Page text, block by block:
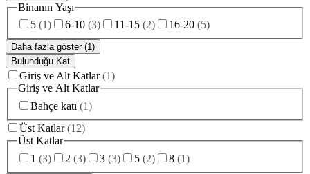
Binanın Yaşı
5 (1) 6-10 (3) 11-15 (2) 16-20 (5)
Daha fazla göster (1)
Bulunduğu Kat
Giriş ve Alt Katlar (1)
Giriş ve Alt Katlar
Bahçe katı (1)
Üst Katlar (12)
Üst Katlar
1 (3) 2 (3) 3 (3) 5 (2) 8 (1)